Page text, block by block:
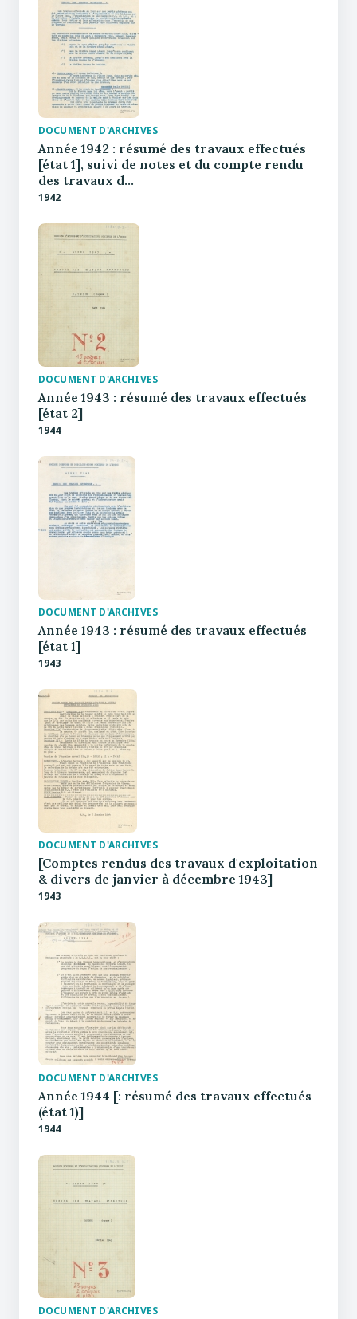
DOCUMENT D'ARCHIVES
Année 1942 : résumé des travaux effectués
[état 1], suivi de notes et du compte rendu
des travaux d…
1942
DOCUMENT D'ARCHIVES
Année 1943 : résumé des travaux effectués
[état 2]
1944
DOCUMENT D'ARCHIVES
Année 1943 : résumé des travaux effectués
[état 1]
1943
DOCUMENT D'ARCHIVES
[Comptes rendus des travaux d'exploitation
& divers de janvier à décembre 1943]
1943
DOCUMENT D'ARCHIVES
Année 1944 [: résumé des travaux effectués
(état 1)]
1944
DOCUMENT D'ARCHIVES